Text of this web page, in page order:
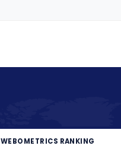
WEBOMETRICS RANKING